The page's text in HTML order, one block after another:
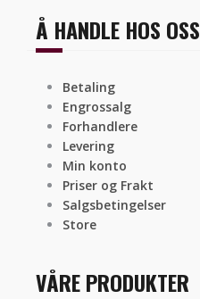
Å HANDLE HOS OSS
Betaling
Engrossalg
Forhandlere
Levering
Min konto
Priser og Frakt
Salgsbetingelser
Store
VÅRE PRODUKTER